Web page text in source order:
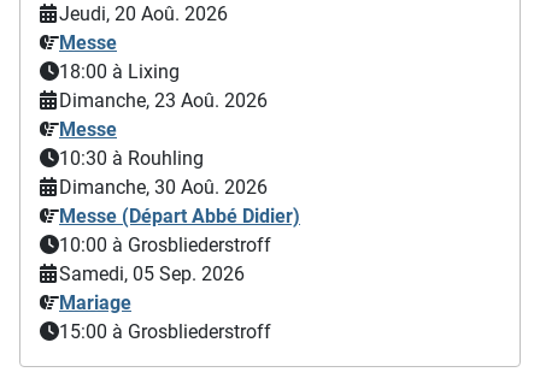
Jeudi, 20 Aoû. 2026
Messe
18:00 à Lixing
Dimanche, 23 Aoû. 2026
Messe
10:30 à Rouhling
Dimanche, 30 Aoû. 2026
Messe (Départ Abbé Didier)
10:00 à Grosbliederstroff
Samedi, 05 Sep. 2026
Mariage
15:00 à Grosbliederstroff